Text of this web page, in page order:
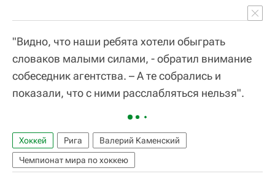
"Видно, что наши ребята хотели обыграть
словаков малыми силами, - обратил внимание
собеседник агентства. – А те собрались и
показали, что с ними расслабляться нельзя".
Хоккей Рига
Валерий Каменский
Чемпионат мира по хоккею